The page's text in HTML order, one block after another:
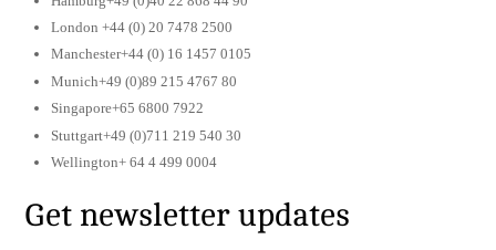
London +44 (0) 20 7478 2500
Manchester+44 (0) 16 1457 0105
Munich+49 (0)89 215 4767 80
Singapore+65 6800 7922
Stuttgart+49 (0)711 219 540 30
Wellington+ 64 4 499 0004
Get newsletter updates